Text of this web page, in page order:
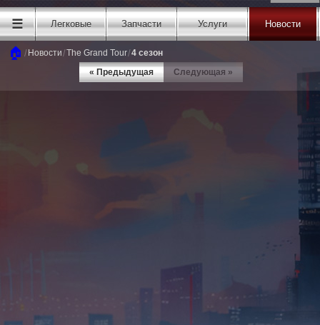
☰ Легковые Запчасти Услуги Новости
🏠 / Новости/The Grand Tour/4 сезон
« Предыдущая
Следующая »